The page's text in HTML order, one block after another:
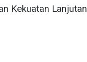
Kekuatan Lanjutan